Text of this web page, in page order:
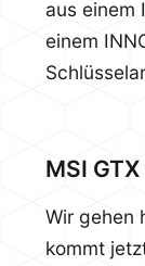
aus einem
einem
MSI
Wir gehen
kommt